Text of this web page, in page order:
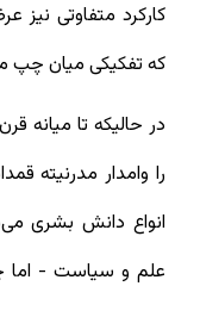
کارکرد متفاوتی
که تفکیکی میان
در حالیکه تا میانه
را وامدار مدرنیته
انواع دانش بشری
علم و سیاست - اما